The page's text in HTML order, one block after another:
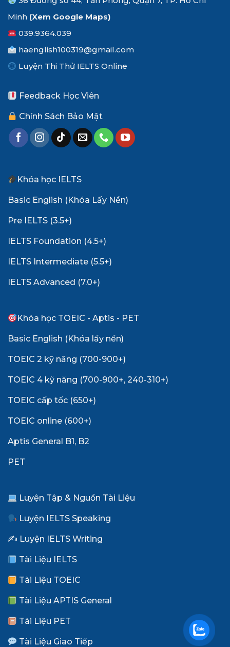
Minh (Xem Google Maps)
039.9364.039
haenglish100319@gmail.com
Luyện Thi Thử IELTS Online
Feedback Học Viên
Chính Sách Bảo Mật
Khóa học IELTS
Basic English (Khóa Lấy Nền)
Pre IELTS (3.5+)
IELTS Foundation (4.5+)
IELTS Intermediate (5.5+)
IELTS Advanced (7.0+)
Khóa học TOEIC - Aptis - PET
Basic English (Khóa lấy nền)
TOEIC 2 kỹ năng (700-900+)
TOEIC 4 kỹ năng (700-900+, 240-310+)
TOEIC cấp tốc (650+)
TOEIC online (600+)
Aptis General B1, B2
PET
Luyện Tập & Nguồn Tài Liệu
Luyện IELTS Speaking
✍️ Luyện IELTS Writing
Tài Liệu IELTS
Tài Liệu TOEIC
Tài Liệu APTIS General
Tài Liệu PET
Tài Liệu Giao Tiếp